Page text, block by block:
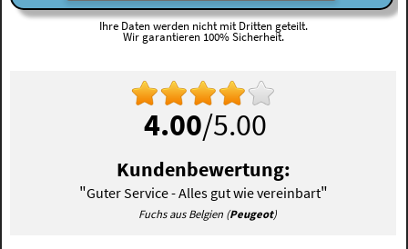
Ihre Daten werden nicht mit Dritten geteilt.
Wir garantieren 100% Sicherheit.
4.00/5.00
Kundenbewertung:
"Guter Service - Alles gut wie vereinbart"
Fuchs aus Belgien (Peugeot)